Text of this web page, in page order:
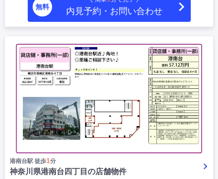
無料 内見予約・お問い合わせ
港南台駅 徒歩1分
神奈川県港南台四丁目の店舗物件